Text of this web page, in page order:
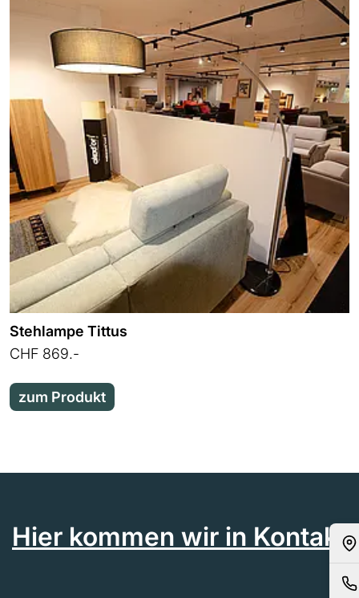
Stehlampe Tittus
CHF 869.-
zum Produkt
Hier kommen wir in Kontakt